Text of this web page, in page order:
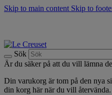
Skip to main content Skip to
Sök
Är du säker på att du vill lämna
Din varukorg är tom på den nya
din korg här när du vill återvända.